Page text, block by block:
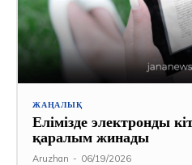
ЖАҢАЛЫҚ
Елімізде электронды
қаралым жинады
Aruzhan - 06/19/2026